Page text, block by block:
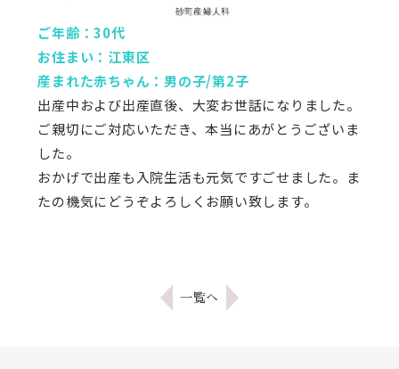
ご年齢：30代
お住まい：江東区
産まれた赤ちゃん：男の子/第2子
出産中および出産直後、大変お世話になりました。
ご親切にご対応いただき、本当にあがとうございま
した。
おかげで出産も入院生活も元気ですごせました。ま
たの機気にどうぞよろしくお願い致します。
一覧へ